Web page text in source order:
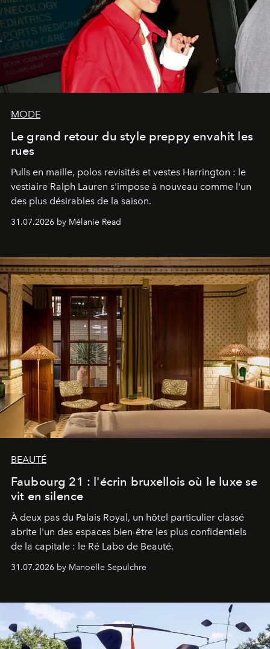
MODE
Le grand retour du style preppy envahit les
rues
Pulls en maille, polos revisités et vestes Harrington : le
vestiaire Ralph Lauren s'impose à nouveau comme l'un
des plus désirables de la saison.
31.07.2026 by Mélanie Read
BEAUTÉ
Faubourg 21 : l'écrin bruxellois où le luxe se
vit en silence
À deux pas du Palais Royal, un hôtel particulier classé
abrite l'un des espaces bien-être les plus confidentiels
de la capitale : le Ré Labo de Beauté.
31.07.2026 by Manoëlle Sepulchre